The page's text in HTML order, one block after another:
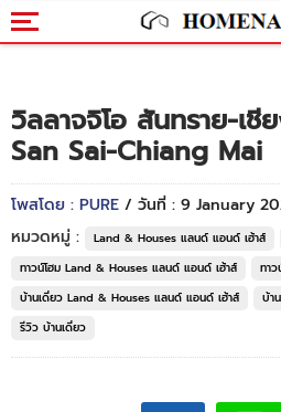
วิลลาจจิโอ สันทราย-เ
San Sai-Chiang Mai
โพสโดย : PURE / วันที่ : 9 January
หมวดหมู่ :
Land & Houses แลนด์ แอนด์ เฮ้าส์
ทาวน์โฮม Land & Houses แลนด์ แอนด์ เฮ้าส์
ทาว
บ้านเดี่ยว Land & Houses แลนด์ แอนด์ เฮ้าส์
บ้า
รีวิว บ้านเดี่ยว